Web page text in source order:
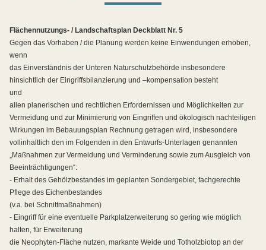
Flächennutzungs- / Landschaftsplan Deckblatt Nr. 5
Gegen das Vorhaben / die Planung werden keine Einwendungen erhoben,
wenn
das Einverständnis der Unteren Naturschutzbehörde insbesondere
hinsichtlich der Eingriffsbilanzierung und –kompensation besteht
und
allen planerischen und rechtlichen Erfordernissen und Möglichkeiten zur
Vermeidung und zur Minimierung von Eingriffen und ökologisch nachteiligen
Wirkungen im Bebauungsplan Rechnung getragen wird, insbesondere
vollinhaltlich den im Folgenden in den Entwurfs-Unterlagen genannten
„Maßnahmen zur Vermeidung und Verminderung sowie zum Ausgleich von
Beeinträchtigungen“:
- Erhalt des Gehölzbestandes im geplanten Sondergebiet, fachgerechte
Pflege des Eichenbestandes
(v.a. bei Schnittmaßnahmen)
- Eingriff für eine eventuelle Parkplatzerweiterung so gering wie möglich
halten, für Erweiterung
die Neophyten-Fläche nutzen, markante Weide und Totholzbiotop an der